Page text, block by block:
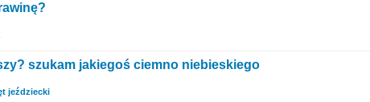
szukam jakiegoś ciemno niebieskiego
jeździecki